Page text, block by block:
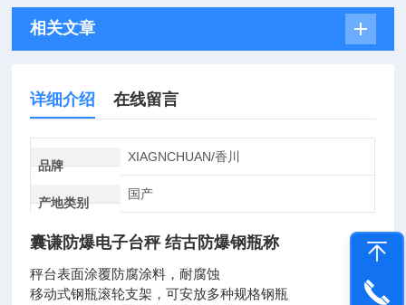
相关文章
详细介绍 在线留言
品牌
XIAGNCHUAN/香川
产地类别
国产
囊谦防爆电子台秤 结古防爆钢瓶称
秤台表面涂覆防腐涂料，耐腐蚀
移动式钢瓶滚轮支架，可安放多种规格钢瓶